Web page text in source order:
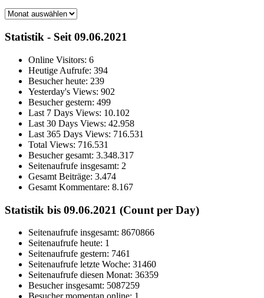
Archiv
Statistik - Seit 09.06.2021
Online Visitors: 6
Heutige Aufrufe: 394
Besucher heute: 239
Yesterday's Views: 902
Besucher gestern: 499
Last 7 Days Views: 10.102
Last 30 Days Views: 42.958
Last 365 Days Views: 716.531
Total Views: 716.531
Besucher gesamt: 3.348.317
Seitenaufrufe insgesamt: 2
Gesamt Beiträge: 3.474
Gesamt Kommentare: 8.167
Statistik bis 09.06.2021 (Count per Day)
Seitenaufrufe insgesamt: 8670866
Seitenaufrufe heute: 1
Seitenaufrufe gestern: 7461
Seitenaufrufe letzte Woche: 31460
Seitenaufrufe diesen Monat: 36359
Besucher insgesamt: 5087259